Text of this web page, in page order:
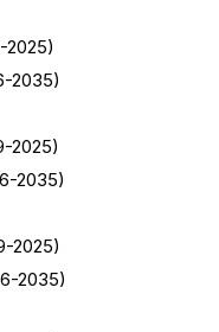
2035)
2025)
2035)
2025)
2035)